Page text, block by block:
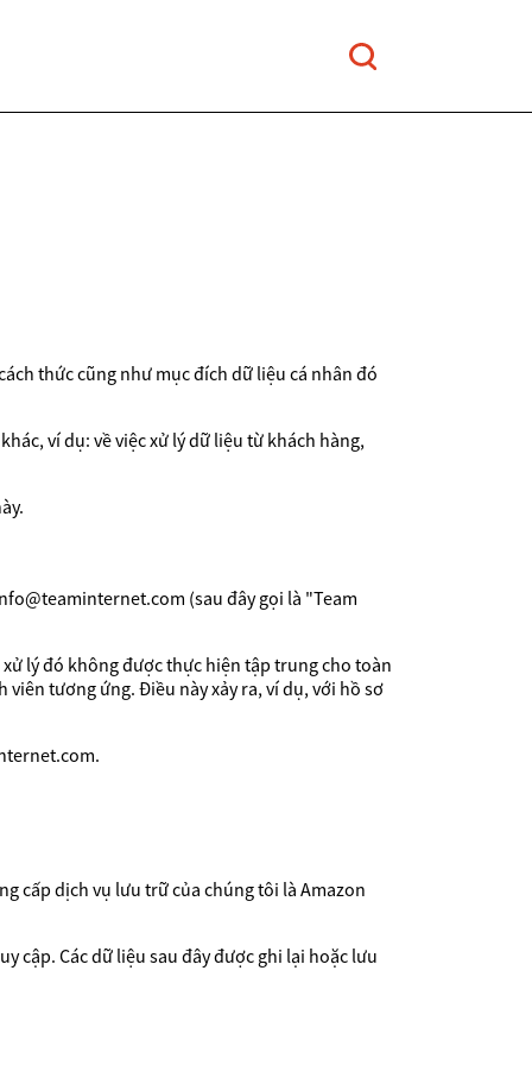
thức cũng như mục đích dữ liệu cá nhân đó
ví dụ: về việc xử lý dữ liệu từ khách hàng,
(sau đây gọi là "Team
lý đó không được thực hiện tập trung cho toàn
tương ứng. Điều này xảy ra, ví dụ, với hồ sơ
cấp dịch vụ lưu trữ của chúng tôi là Amazon
cập. Các dữ liệu sau đây được ghi lại hoặc lưu